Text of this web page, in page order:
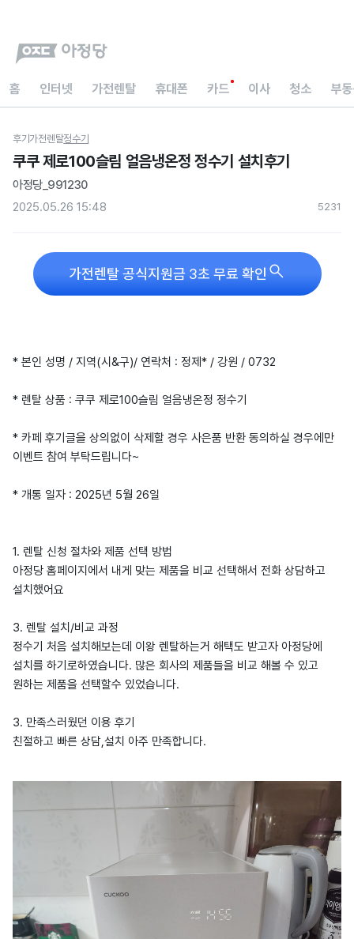
홈 인터넷 가전렌탈 휴대폰 카드 이사 청소 부
후기가전렌탈정수기
쿠쿠 제로100슬림 얼음냉온정 정수기 설치후기
아정당_991230
2025.05.26 15:48
5231
가전렌탈 공식지원금 3초 무료 확인 
* 본인 성명 / 지역(시&구)/ 연락처 : 정제* / 강원 / 0732
* 렌탈 상품 : 쿠쿠 제로100슬림 얼음냉온정 정수기
* 카페 후기글을 상의없이 삭제할 경우 사은품 반환 동의하실 경우에만
이벤트 참여 부탁드립니다~
* 개통 일자 : 2025년 5월 26일
1. 렌탈 신청 절차와 제품 선택 방법
아정당 홈페이지에서 내게 맞는 제품을 비교 선택해서 전화 상담하고
설치했어요
3. 렌탈 설치/비교 과정
정수기 처음 설치해보는데 이왕 렌탈하는거 해택도 받고자 아정당에
설치를 하기로하였습니다. 많은 회사의 제품들을 비교 해볼 수 있고
원하는 제품을 선택할수 있었습니다.
3. 만족스러웠던 이용 후기
친절하고 빠른 상담,설치 아주 만족합니다.